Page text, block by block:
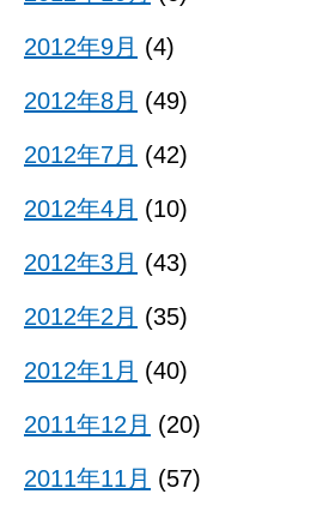
2012年9月 (4)
2012年8月 (49)
2012年7月 (42)
2012年4月 (10)
2012年3月 (43)
2012年2月 (35)
2012年1月 (40)
2011年12月 (20)
2011年11月 (57)